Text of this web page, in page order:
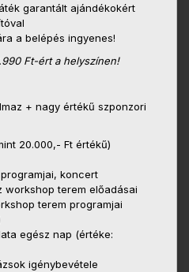
garantált ajándékokért
a belépés ingyenes!
Ft-ért a helyszínen!
+ nagy értékű szponzori
20.000,- Ft értékű)
koncert
workshop terem előadásai
terem programjai
egész nap (értéke:
igénybevétele